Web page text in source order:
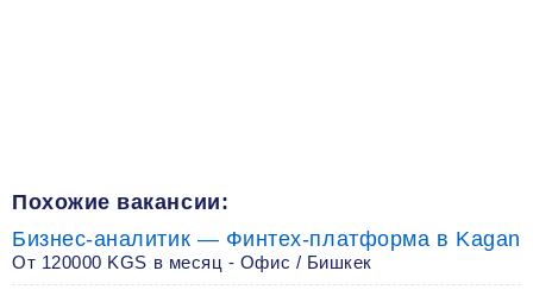
Похожие вакансии:
Бизнес-аналитик — Финтех-платформа в Kagan
От 120000 KGS в месяц - Офис / Бишкек